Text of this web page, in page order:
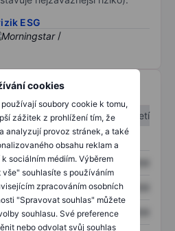
cookies
soubory cookie k tomu,
zážitek z prohlížení tím, že
analyzují provoz stránek, a také
obsahu reklam a
sociálním médiím. Výběrem
vše" souhlasíte s používáním
zpracováním osobních
"Spravovat souhlas" můžete
souhlasu. Své preference
nebo odvolat svůj souhlas
ESG
/
1. čtvrtletí
2. čtvrtletí
XXXXXXX XXXXXXX
XXXXXXX XXXXXXX
XXXXXXX XXXXXXX